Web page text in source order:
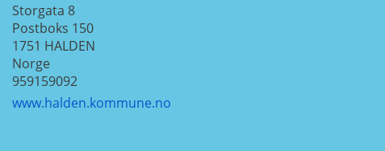
Storgata 8
Postboks 150
1751 HALDEN
Norge
959159092
www.halden.kommune.no